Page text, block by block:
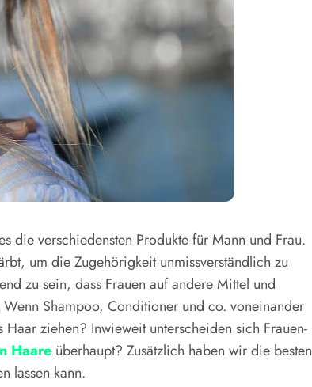
die verschiedensten Produkte für Mann und Frau.
um die Zugehörigkeit unmissverständlich zu
zu sein, dass Frauen auf andere Mittel und
Shampoo, Conditioner und co. voneinander
ziehen? Inwieweit unterscheiden sich Frauen-
Haare überhaupt? Zusätzlich haben wir die besten
lassen kann.